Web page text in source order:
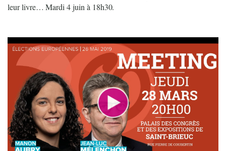
leur livre… Mardi 4 juin à 18h30.